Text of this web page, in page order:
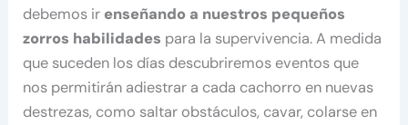
debemos ir enseñando a nuestros pequeños
zorros habilidades para la supervivencia. A medida
que suceden los días descubriremos eventos que
nos permitirán adiestrar a cada cachorro en nuevas
destrezas, como saltar obstáculos, cavar, colarse en